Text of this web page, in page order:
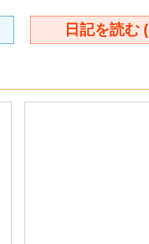
日記を読む (